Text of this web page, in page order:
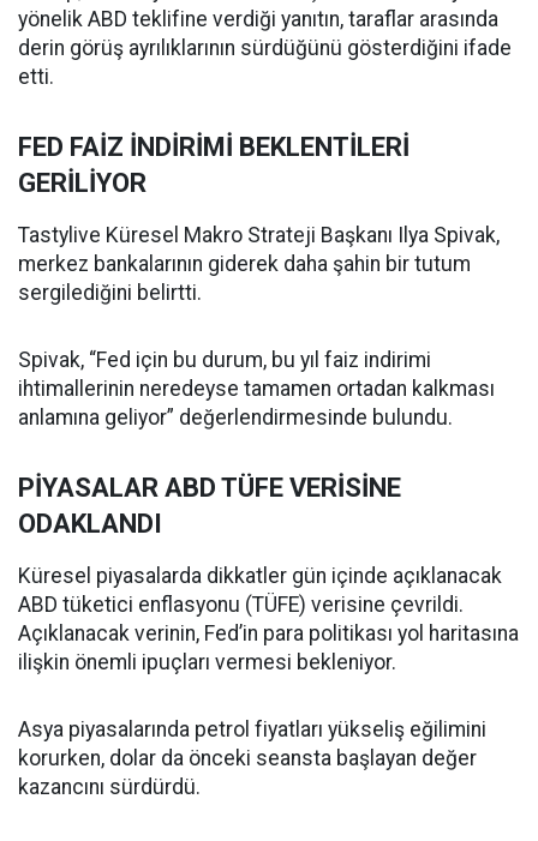
yönelik ABD teklifine verdiği yanıtın, taraflar arasında
derin görüş ayrılıklarının sürdüğünü gösterdiğini ifade
etti.
FED FAİZ İNDİRİMİ BEKLENTİLERİ
GERİLİYOR
Tastylive Küresel Makro Strateji Başkanı Ilya Spivak,
merkez bankalarının giderek daha şahin bir tutum
sergilediğini belirtti.
Spivak, “Fed için bu durum, bu yıl faiz indirimi
ihtimallerinin neredeyse tamamen ortadan kalkması
anlamına geliyor” değerlendirmesinde bulundu.
PİYASALAR ABD TÜFE VERİSİNE
ODAKLANDI
Küresel piyasalarda dikkatler gün içinde açıklanacak
ABD tüketici enflasyonu (TÜFE) verisine çevrildi.
Açıklanacak verinin, Fed’in para politikası yol haritasına
ilişkin önemli ipuçları vermesi bekleniyor.
Asya piyasalarında petrol fiyatları yükseliş eğilimini
korurken, dolar da önceki seansta başlayan değer
kazancını sürdürdü.